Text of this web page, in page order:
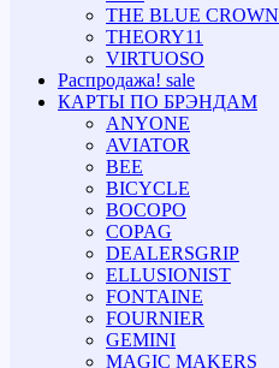
THE BLUE CROWN
THEORY11
VIRTUOSO
Распродажа! sale
КАРТЫ ПО БРЭНДАМ
ANYONE
AVIATOR
BEE
BICYCLE
BOCOPO
COPAG
DEALERSGRIP
ELLUSIONIST
FONTAINE
FOURNIER
GEMINI
MAGIC MAKERS